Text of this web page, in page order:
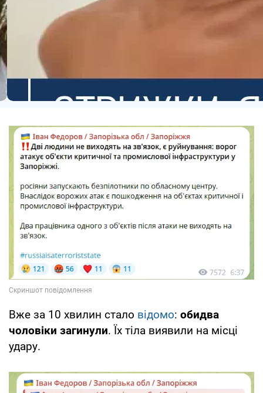
Вже за 10 хвилин стало відомо: обидва
чоловіки загинули. Їх тіла виявили на місці
удару.